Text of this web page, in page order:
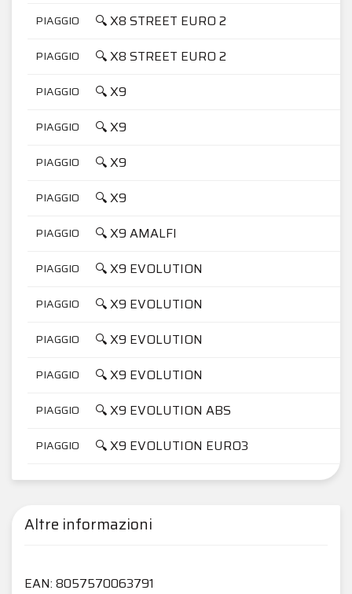
PIAGGIO 🔍 X8 STREET EURO 2
PIAGGIO 🔍 X8 STREET EURO 2
PIAGGIO 🔍 X9
PIAGGIO 🔍 X9
PIAGGIO 🔍 X9
PIAGGIO 🔍 X9
PIAGGIO 🔍 X9 AMALFI
PIAGGIO 🔍 X9 EVOLUTION
PIAGGIO 🔍 X9 EVOLUTION
PIAGGIO 🔍 X9 EVOLUTION
PIAGGIO 🔍 X9 EVOLUTION
PIAGGIO 🔍 X9 EVOLUTION ABS
PIAGGIO 🔍 X9 EVOLUTION EURO3
Altre informazioni
EAN: 8057570063791